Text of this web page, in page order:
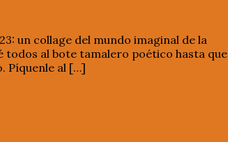
un collage del mundo imaginal de la
todos al bote tamalero poético hasta que
Píquenle al […]